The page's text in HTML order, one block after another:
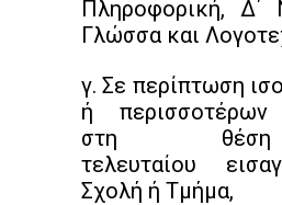
Πληροφορική, Δ΄
Γλώσσα και
γ. Σε περίπτωση
ή
στη
τελευταίου
Σχολή ή Τμήμα,